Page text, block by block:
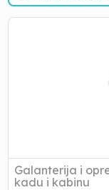
SEDISTE
Galanterija i
kadu i kabinu